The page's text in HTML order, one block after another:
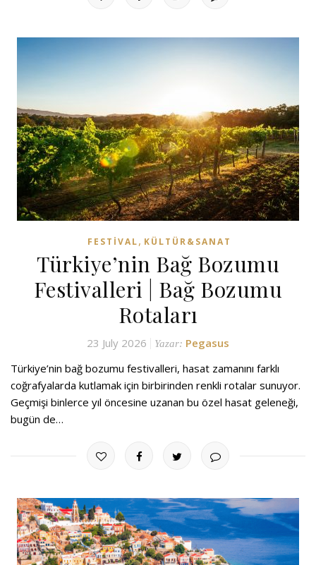
FESTIVAL, KÜLTÜR&SANAT
Türkiye’nin Bağ Bozumu
Festivalleri | Bağ Bozumu
Rotaları
23 July 2026 Yazar: Pegasus
Türkiye’nin bağ bozumu festivalleri, hasat zamanını farklı
coğrafyalarda kutlamak için birbirinden renkli rotalar sunuyor.
Geçmişi binlerce yıl öncesine uzanan bu özel hasat geleneği,
bugün de…